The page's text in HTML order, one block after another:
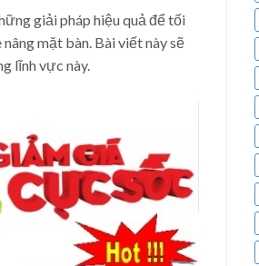
giải pháp hiệu quả để tối
mặt bàn. Bài viết này sẽ
lĩnh vực này.